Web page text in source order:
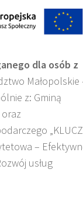
dla osób z
Małopolskie
z: Gminą
–
usług